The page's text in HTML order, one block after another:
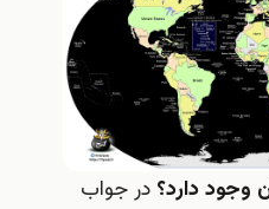
وجود دارد؟ در جواب